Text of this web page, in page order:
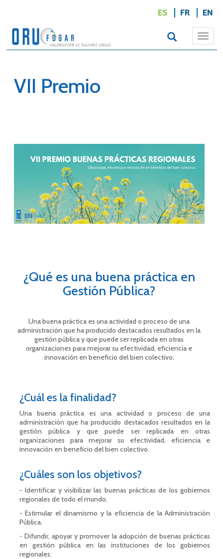
ES FR EN
VII Premio
¿Qué es una buena práctica en
Gestión Pública?
Una buena práctica es una actividad o proceso de una
administración que ha producido destacados resultados en la
gestión pública y que puede ser replicada en otras
organizaciones para mejorar su efectividad, eficiencia e
innovación en beneficio del bien colectivo.
¿Cuál es la finalidad?
Una buena práctica es una actividad o proceso de una
administración que ha producido destacados resultados en la
gestión pública y que puede ser replicada en otras
organizaciones para mejorar su efectividad, eficiencia e
innovación en beneficio del bien colectivo.
¿Cuáles son los objetivos?
-Identificar y visibilizar las buenas prácticas de los gobiernos
regionales de todo el mundo.
-Estimular el dinamismo y la eficiencia de la Administración
Pública.
-Difundir, apoyar y promover la adopción de buenas prácticas
en gestión pública en las instituciones de los gobiernos
regionales.